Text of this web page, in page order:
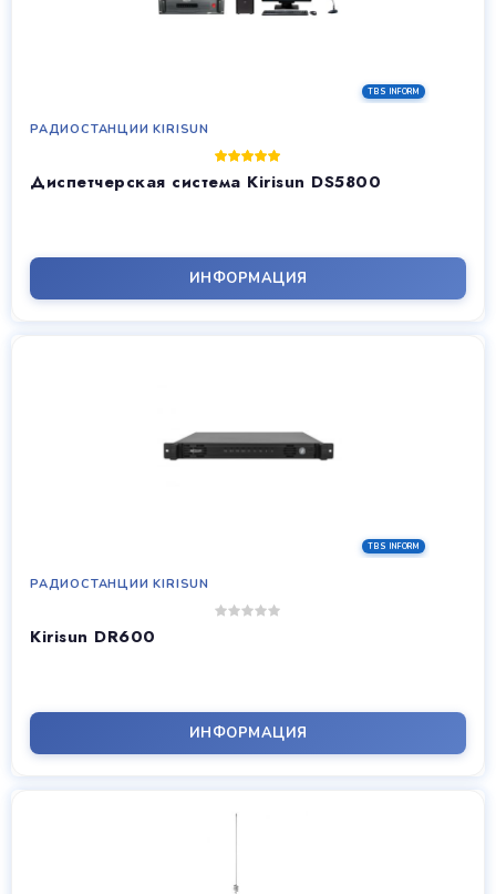
РАДИОСТАНЦИИ KIRISUN
Диспетчерская система Kirisun DS5800
ИНФОРМАЦИЯ
РАДИОСТАНЦИИ KIRISUN
Kirisun DR600
ИНФОРМАЦИЯ